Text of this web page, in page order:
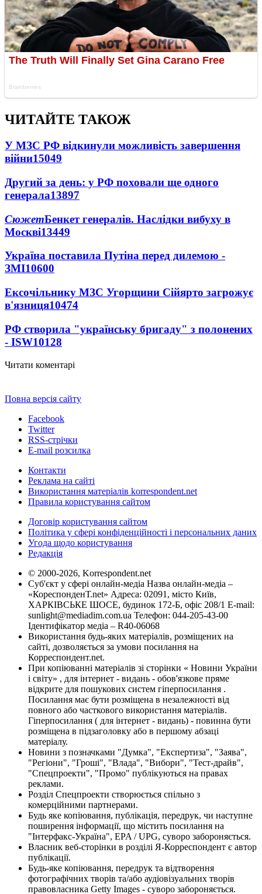
ЧИТАЙТЕ ТАКОЖ
У МЗС РФ відкинули можливість завершення
війни15049
Другий за день: у РФ поховали ще одного
генерала13897
СюжетБенкет генералів. Наслідки вибуху в
Москві13449
Україна поставила Путіна перед дилемою -
ЗМІ10600
Ексочільнику МЗС Угорщини Сійярто загрожує
в'язниця10474
РФ створила "українську бригаду" з полонених
- ISW10128
Читати коментарі
Повна версія сайту
Facebook
Twitter
RSS-стрічки
E-mail розсилка
Контакти
Реклама на сайті
Використання матеріалів korrespondent.net
Правила користування сайтом
Договір користування сайтом
Політика у сфері конфіденційності і персональних даних
Угода щодо користування
Редакція
© 2000-2026, Korrespondent.net
Суб'єкт у сфері онлайн-медіа Назва онлайн-медіа –
«КореспонденТ.net» Адреса: 02091, місто Київ,
ХАРКІВСЬКЕ ШОСЕ, будинок 172-Б, офіс 208/1 E-mail:
sunlight@mediadim.com.ua Телефон: 044-205-43-00
Ідентифікатор медіа – R40-06068
Використання будь-яких матеріалів, розміщених на
сайті, дозволяється за умови посилання на
Корреспондент.net.
При копіюванні матеріалів зі сторінки « Новини України
і світу» , для інтернет - видань - обов'язкове пряме
відкрите для пошукових систем гіперпосилання .
Посилання має бути розміщена в незалежності від
повного або часткового використання матеріалів.
Гіперпосилання ( для інтернет - видань) - повинна бути
розміщена в підзаголовку або в першому абзаці
матеріалу.
Новини з позначками "Думка", "Експертиза", "Заява",
"Регіони", "Гроші", "Влада", "Вибори", "Тест-драйв",
"Спецпроекти", "Промо" публікуються на правах
реклами.
Розділ Спецпроекти створюється спільно з
комерційними партнерами.
Будь яке копіювання, публікація, передрук, чи наступне
поширення інформації, що містить посилання на
"Інтерфакс-Україна", EPA / UPG, суворо забороняється.
Власник веб-сторінки в розділі Я-Корреспондент є автор
публікації.
Будь-яке копіювання, передрук та відтворення
фотографічних творів та/або аудіовізуальних творів
правовласника Getty Images - суворо забороняється.